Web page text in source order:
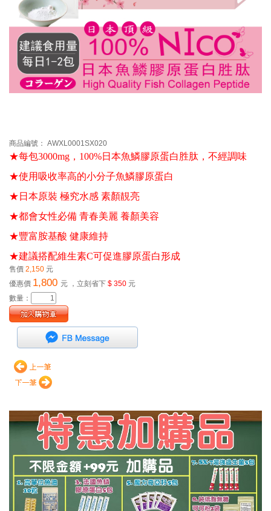
商品編號： AWXL0001SX020
★每包3000mg，100%日本魚鱗膠原蛋白胜肽 ，不經調味
★使用吸收率高的小分子魚鱗膠原蛋白
★日本原裝 極究水感 素顏靚亮
★都會女性必備 青春美麗 養顏美容
★豐富胺基酸 健康維持
★建議搭配維生素C可促進膠原蛋白形成
售價 2,150 元
優惠價 1,800 元 ，立刻省下 $ 350 元
數量：